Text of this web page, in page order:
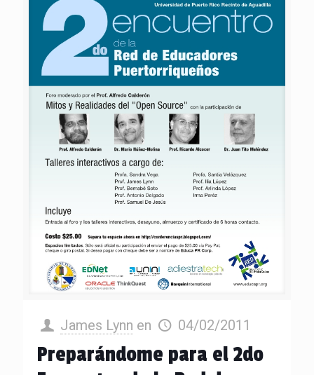
James Lynn en 04/02/2011
Preparándome para el 2do